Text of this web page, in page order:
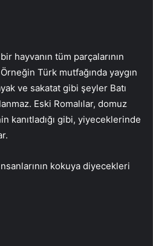
hayvanın tüm parçalarının
Türk mutfağında yaygın
ve sakatat gibi şeyler Batı
Eski Romalılar, domuz
kanıtladığı gibi, yiyeceklerinde
kokuya diyecekleri